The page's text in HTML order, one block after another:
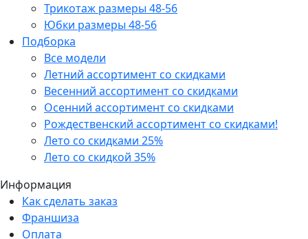
Трикотаж размеры 48-56
Юбки размеры 48-56
Подборка
Все модели
Летний ассортимент со скидками
Весенний ассортимент со скидками
Осенний ассортимент со скидками
Рождественский ассортимент со скидками!
Лето со скидками 25%
Лето со скидкой 35%
Информация
Как сделать заказ
Франшиза
Оплата